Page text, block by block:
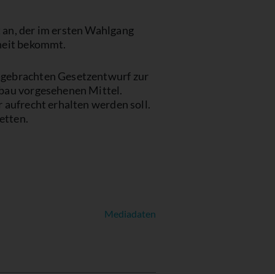
der im ersten Wahlgang
bekommt.
Gesetzentwurf zur
vorgesehenen Mittel.
erhalten werden soll.
Mediadaten